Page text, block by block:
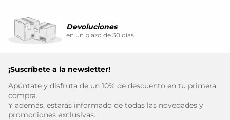
Devoluciones
en un plazo de 30 días
¡Suscríbete a la newsletter!
Apúntate y disfruta de un 10% de descuento en tu primera
compra.
Y además, estarás informado de todas las novedades y
promociones exclusivas.